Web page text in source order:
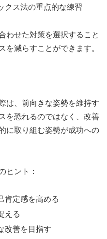
クス法の重点的な練習
わせた対策を選択すること
を減らすことができます。
は、前向きな姿勢を維持す
を恐れるのではなく、改善
に取り組む姿勢が成功への
ヒント：
肯定感を高める
える
改善を目指す